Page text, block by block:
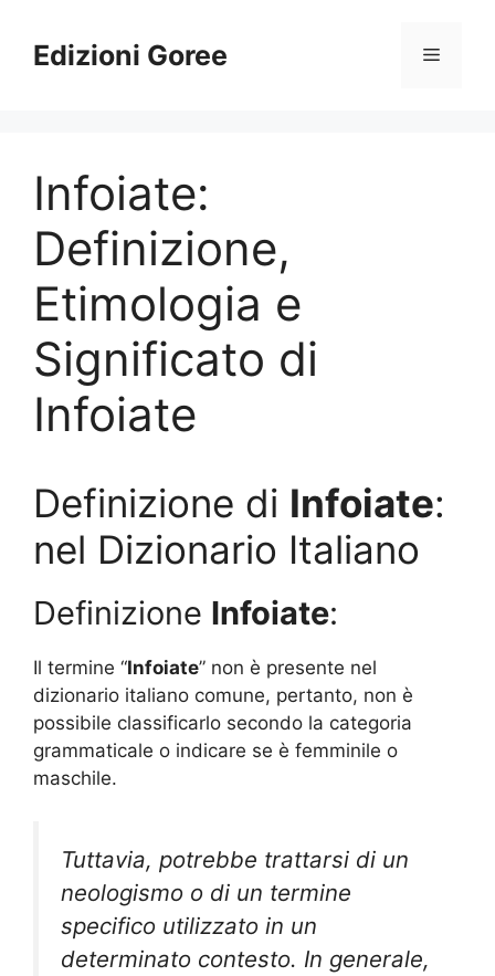
contenuto
Edizioni Goree Menu
Infoiate:
Definizione,
Etimologia e
Significato di
Infoiate
Definizione di Infoiate:
nel Dizionario Italiano
Definizione Infoiate:
Il termine “Infoiate” non è presente nel
dizionario italiano comune, pertanto, non è
possibile classificarlo secondo la categoria
grammaticale o indicare se è femminile o
maschile.
Tuttavia, potrebbe trattarsi di un
neologismo o di un termine
specifico utilizzato in un
determinato contesto. In generale,